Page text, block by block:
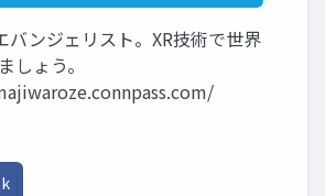
バンジェリスト。XR技術で世界
しょう。